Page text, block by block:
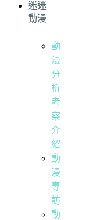
迷迷
動漫
動
漫
分
析
考
察
介
紹
動
漫
專
訪
動